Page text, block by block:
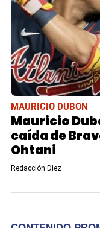
MAURICIO DUBON
Mauricio
caída de
Ohtani
Redacción Diez